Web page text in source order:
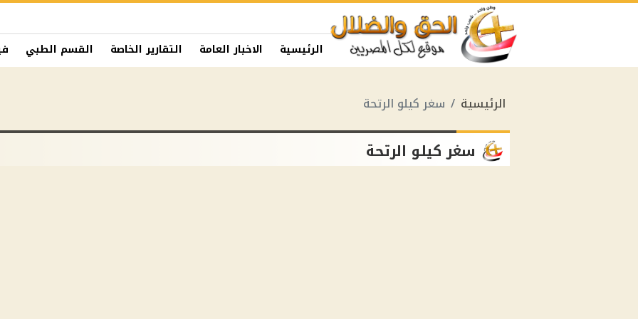
الرئيسية الاخبار العامة التقارير الخاصة القسم الطبي
الرئيسية سغر كيلو الرتحة
سغر كيلو الرتحة